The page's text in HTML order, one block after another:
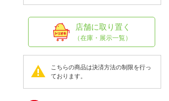
店舗に取り置く
（在庫・展示一覧）
こちらの商品は決済方法の制限を行っ
ております。